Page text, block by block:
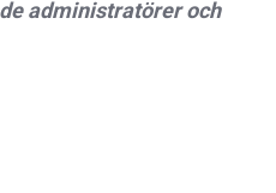
administratörer och